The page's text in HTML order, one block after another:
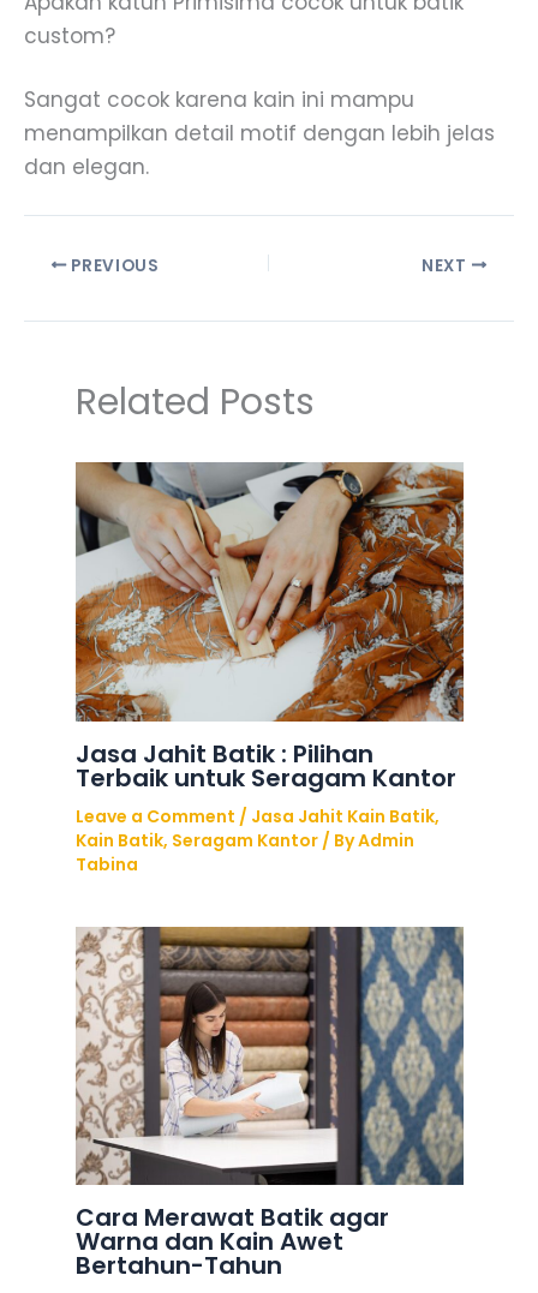
custom?
Sangat cocok karena kain ini mampu
menampilkan detail motif dengan lebih jelas
dan elegan.
PREVIOUS NEXT
Related Posts
Jasa Jahit Batik : Pilihan
Terbaik untuk Seragam Kantor
Leave a Comment / Jasa Jahit Kain Batik,
Kain Batik, Seragam Kantor/ ByAdmin
Tabina
Cara Merawat Batik agar
Warna dan Kain Awet
Bertahun-Tahun